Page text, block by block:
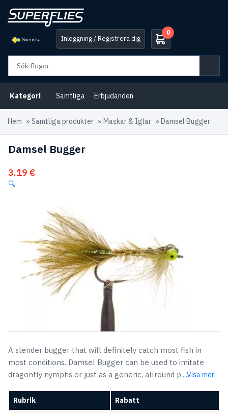
Svenska Inloggning / Registrera dig
0
Kategori Samtliga Erbjudanden
Hem » Samtliga produkter » Maskar & Iglar » Damsel Bugger
Damsel Bugger
3.19 €
🔍
A slender bugger that will definitely catch most fish in
most conditions. Damsel Bugger can be used to imitate
dragonfly nymphs or just as a generic, allround p ...Visa mer
Rubrik Rabatt